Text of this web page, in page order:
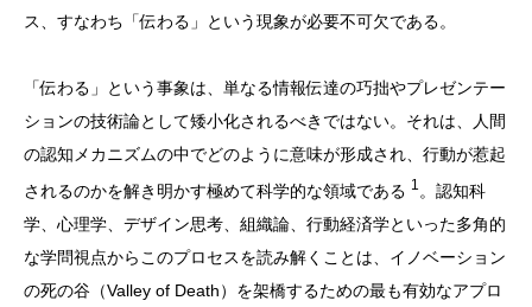
ス、すなわち「伝わる」という現象が必要不可欠である。
「伝わる」という事象は、単なる情報伝達の巧拙やプレゼンテー
ションの技術論として矮小化されるべきではない。それは、人間
の認知メカニズムの中でどのように意味が形成され、行動が惹起
されるのかを解き明かす極めて科学的な領域である 1 。認知科
学、心理学、デザイン思考、組織論、行動経済学といった多角的
な学問視点からこのプロセスを読み解くことは、イノベーション
の死の谷（Valley of Death）を架橋するための最も有効なアプロ